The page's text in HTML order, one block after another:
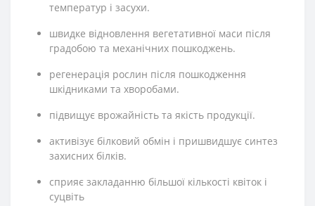
температур і засухи.
швидке відновлення вегетативної маси після
градобою та механічних пошкоджень.
регенерація рослин після пошкодження
шкідниками та хворобами.
підвищує врожайність та якість продукції.
активізує білковий обмін і пришвидшує синтез
захисних білків.
сприяє закладанню більшої кількості квіток і
суцвіть